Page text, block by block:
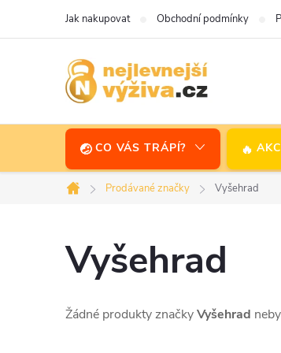
Jak nakupovat Obchodní podmínky
CO VÁS TRÁPÍ?
Domů
Prodávané značky Vyšehrad
Vyšehrad
Žádné produkty značkyVyšehrad